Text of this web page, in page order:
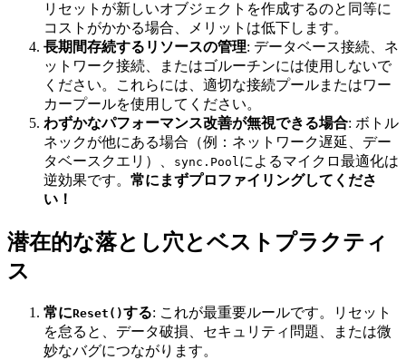
リセットが新しいオブジェクトを作成するのと同等に
コストがかかる場合、メリットは低下します。
長期間存続するリソースの管理: データベース接続、ネ
ットワーク接続、またはゴルーチンには使用しないで
ください。これらには、適切な接続プールまたはワー
カープールを使用してください。
わずかなパフォーマンス改善が無視できる場合: ボトル
ネックが他にある場合（例：ネットワーク遅延、デー
タベースクエリ）、
sync.Poolによるマイクロ最適化は
逆効果です。 常にまずプロファイリングしてくださ
い！
潜在的な落とし穴とベストプラクティ
ス
常にReset()する: これが最重要ルールです。リセット
を怠ると、データ破損、セキュリティ問題、または微
妙なバグにつながります。